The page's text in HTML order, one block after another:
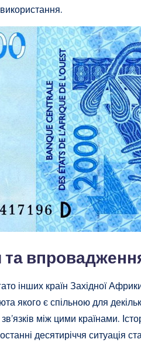
та
інших країн Західної
якого є спільною для
між цими країнами.
десятиріччя ситуація